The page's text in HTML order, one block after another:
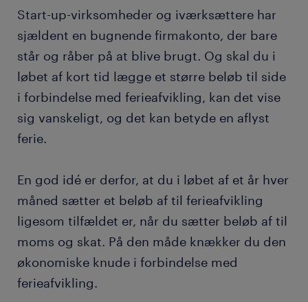
Start-up-virksomheder og iværksættere har
sjældent en bugnende firmakonto, der bare
står og råber på at blive brugt. Og skal du i
løbet af kort tid lægge et større beløb til side
i forbindelse med ferieafvikling, kan det vise
sig vanskeligt, og det kan betyde en aflyst
ferie.
En god idé er derfor, at du i løbet af et år hver
måned sætter et beløb af til ferieafvikling
ligesom tilfældet er, når du sætter beløb af til
moms og skat. På den måde knækker du den
økonomiske knude i forbindelse med
ferieafvikling.